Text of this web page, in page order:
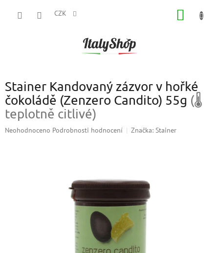
CZK
Stainer Kandovaný zázvor v hořké
čokoládě (Zenzero Candito) 55g (🌡
teplotně citlivé)
Průměrné
Neohodnoceno Podrobnosti hodnocení Značka: Stainer